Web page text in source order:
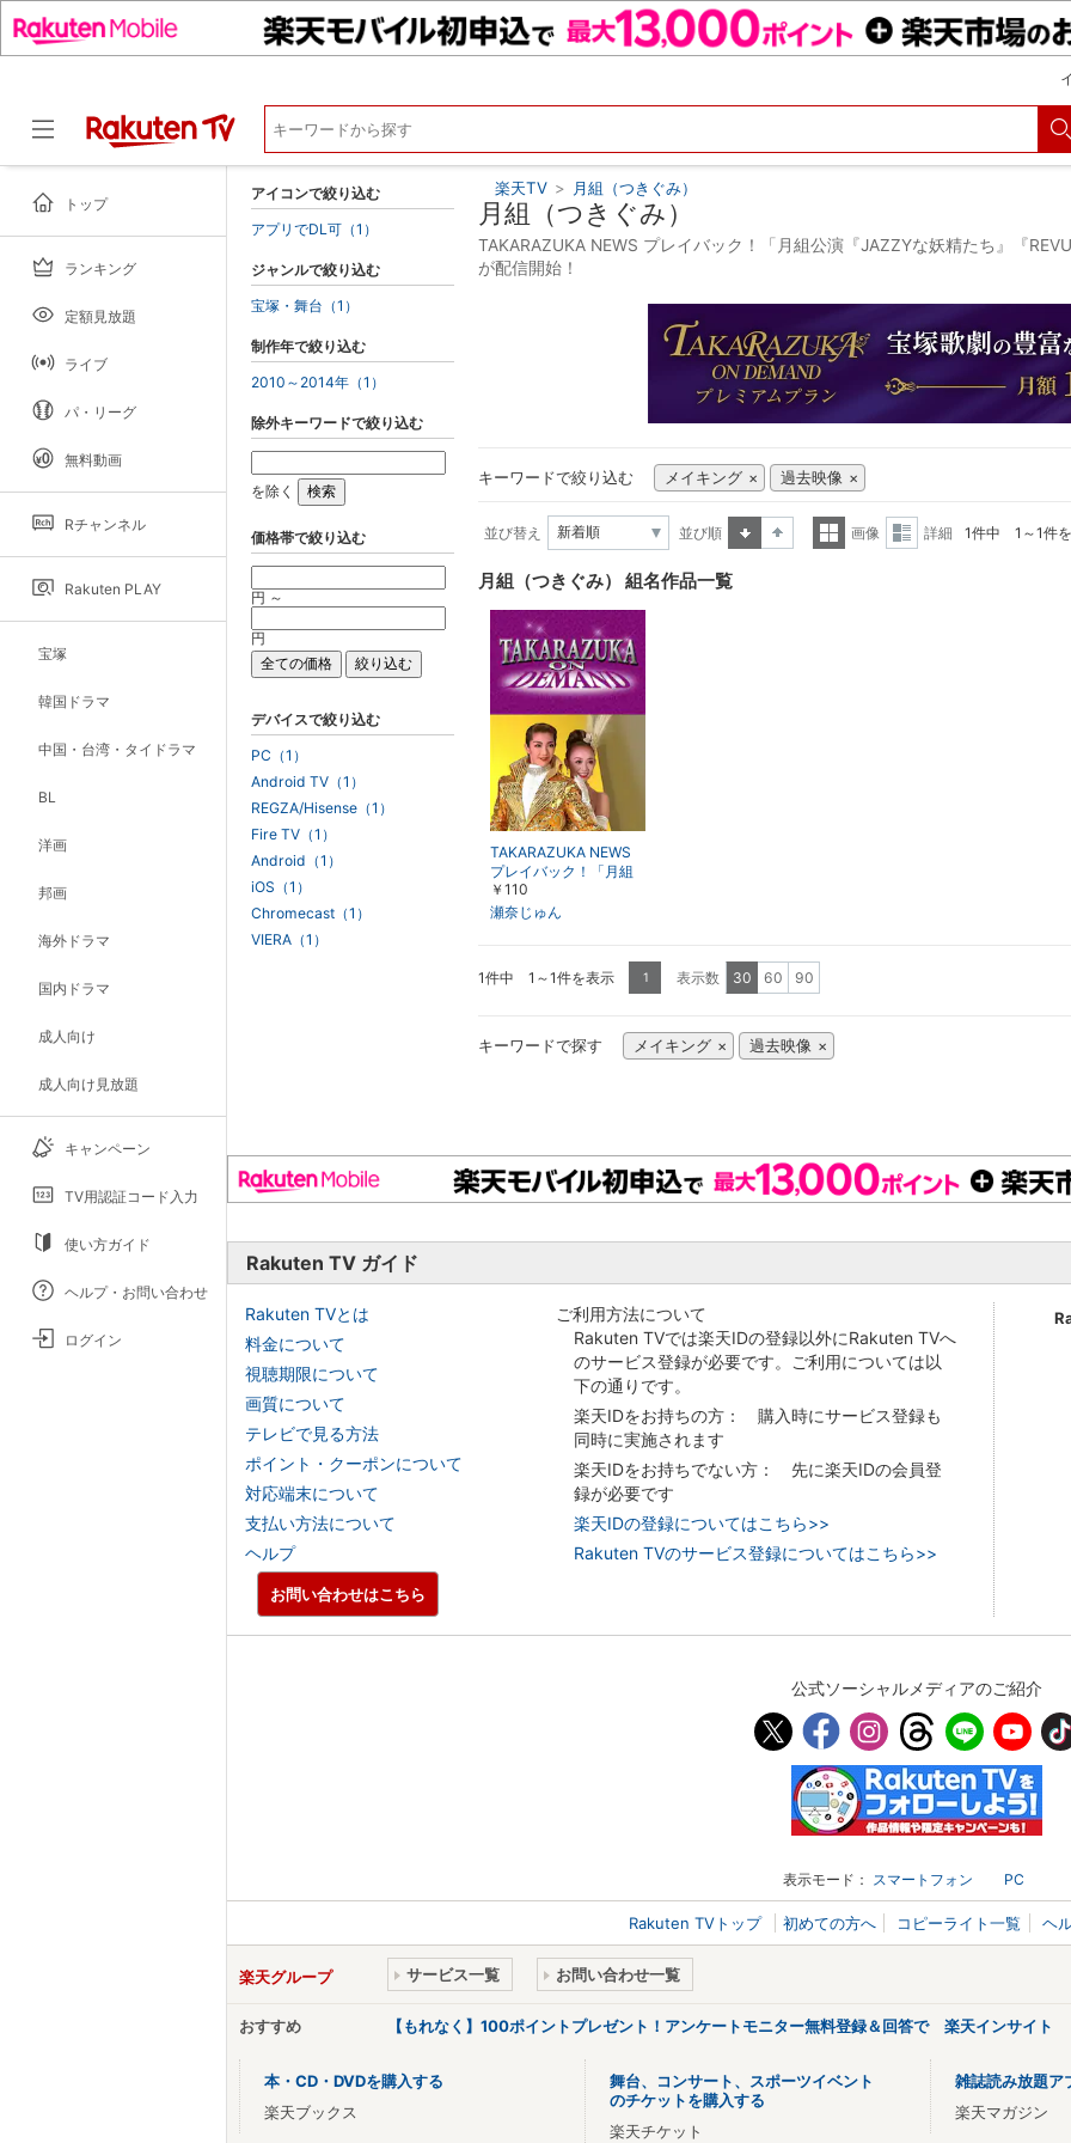
トップ
ランキング
定額見放題
ライブ
パ・リーグ
無料動画
Rチャンネル
Rakuten PLAY
宝塚
韓国ドラマ
中国・台湾・タイドラマ
BL
洋画
邦画
海外ドラマ
国内ドラマ
成人向け
成人向け見放題
キャンペーン
TV用認証コード入力
使い方ガイド
ヘルプ・お問い合わせ
ログイン
楽天TV > 月組（つきぐみ）
月組（つきぐみ）
TAKARAZUKA NEWS プレイバック！「月組公演『JAZZYな妖精たち』『
が配信開始！
キーワードで絞り込む メイキング 過去映像
並び替え
並び順
画像
詳細 1件中 1～1件
月組（つきぐみ） 組名作品一覧
TAKARAZUKA NEWS
プレイバック！「月組
公演『JAZZYな妖精た
ち』『REVUE OF DREA
～
￥110
瀬奈じゅん
1件中 1～1件を表示 1 表示数 30 60 90
キーワードで探す メイキング 過去映像
アイコンで絞り込む
アプリでDL可（1）
ジャンルで絞り込む
宝塚・舞台（1）
制作年で絞り込む
2010～2014年（1）
除外キーワードで絞り込む
を除く
価格帯で絞り込む
円 ～
円
デバイスで絞り込む
PC（1）
Android TV（1）
REGZA/Hisense（1）
Fire TV（1）
Android（1）
iOS（1）
Chromecast（1）
VIERA（1）
Rakuten TV ガイド
Rakuten TVとは
料金について
視聴期限について
画質について
テレビで見る方法
ポイント・クーポンについて
対応端末について
支払い方法について
ヘルプ
ご利用方法について
Rakuten TVでは楽天IDの登録以外にRakuten TVへ
のサービス登録が必要です。ご利用については以
下の通りです。
楽天IDをお持ちの方： 購入時にサービス登録も
同時に実施されます
楽天IDをお持ちでない方： 先に楽天IDの会員登
録が必要です
楽天IDの登録についてはこちら>>
Rakuten TVのサービス登録についてはこちら>>
お問い合わせはこちら
公式ソーシャルメディアのご紹介
表示モード： スマートフォン PC
Rakuten TVトップ 初めての方へ コピーライト一覧 ヘ
楽天グループ サービス一覧 お問い合わせ一覧
おすすめ 【もれなく】100ポイントプレゼント！アンケートモニター無料登録＆回答で 楽天インサイト
本・CD・DVDを購入する
楽天ブックス
舞台、コンサート、スポーツイベント
のチケットを購入する
楽天チケット
雑誌読み放題ア
楽天マガジン